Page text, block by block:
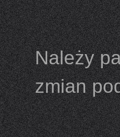
Należy
zmian